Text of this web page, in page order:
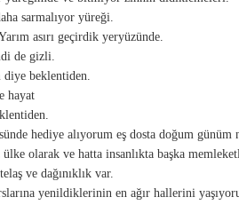
sarmalıyor yüreği.
asırı geçirdik yeryüzünde.
de gizli.
diye beklentiden.
hayat
hediye alıyorum eş dosta doğum günüm
olarak ve hatta insanlıkta başka
ve dağınıklık var.
yenildiklerinin en ağır hallerini